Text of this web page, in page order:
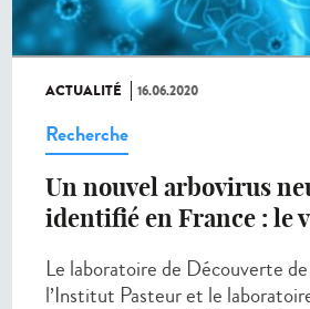
ACTUALITÉ 16.06.2020
Recherche
Un nouvel arbovirus
identifié en France : le
Le laboratoire de Découverte
l’Institut Pasteur et le